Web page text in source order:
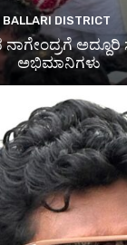
BALLARI DISTRICT
ಅದ್ದೂರಿ
ಅಭಿಮಾನಿಗಳು